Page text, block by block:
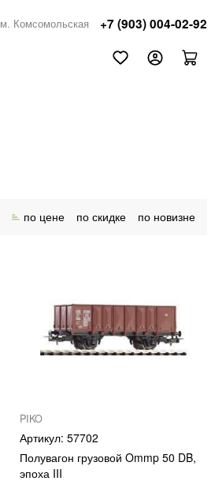
м. Комсомольская +7 (903) 004-02-92
по цене по скидке по новизне
PIKO
57702
Полувагон грузовой Ommp 50 DB,
эпоха III